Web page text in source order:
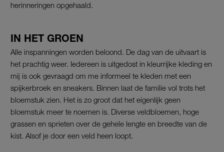
herinneringen opgehaald.
IN HET GROEN
Alle inspanningen worden beloond. De dag van de uitvaart is
het prachtig weer. Iedereen is uitgedost in kleurrijke kleding en
mij is ook gevraagd om me informeel te kleden met een
spijkerbroek en sneakers. Binnen laat de familie vol trots het
bloemstuk zien. Het is zo groot dat het eigenlijk geen
bloemstuk meer te noemen is. Diverse veldbloemen, hoge
grassen en sprieten over de gehele lengte en breedte van de
kist. Alsof je door een veld heen loopt.